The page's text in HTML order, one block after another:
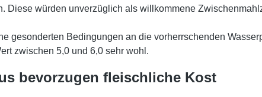
Diese würden unverzüglich als willkommene
gesonderten Bedingungen an die vorherrschenden
zwischen 5,0 und 6,0 sehr wohl.
bevorzugen fleischliche Kost